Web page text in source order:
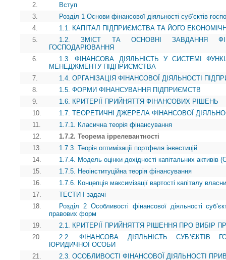
2.
Вступ
3.
Розділ 1 Основи фінансової діяльності суб’єктів
4.
1.1. КАПІТАЛ ПІДПРИЄМСТВА ТА ЙОГО
5.
1.2. ЗМІСТ ТА ОСНОВНІ ЗАВДАННЯ
ГОСПОДАРЮВАННЯ
6.
1.3. ФІНАНСОВА ДІЯЛЬНІСТЬ У СИСТЕМІ
МЕНЕДЖМЕНТУ ПІДПРИЄМСТВА
7.
1.4. ОРГАНІЗАЦІЯ ФІНАНСОВОЇ ДІЯЛЬНОСТІ
8.
1.5. ФОРМИ ФІНАНСУВАННЯ ПІДПРИЄМСТВ
9.
1.6. КРИТЕРІЇ ПРИЙНЯТТЯ ФІНАНСОВИХ РІШЕНЬ
10.
1.7. ТЕОРЕТИЧНІ ДЖЕРЕЛА ФІНАНСОВОЇ
11.
1.7.1. Класична теорія фінансування
12.
1.7.2. Теорема іррелевантності
13.
1.7.3. Теорія оптимізації портфеля інвестицій
14.
1.7.4. Модель оцінки дохідності капітальних активів
15.
1.7.5. Неоінституційна теорія фінансування
16.
1.7.6. Концепція максимізації вартості капіталу
17.
ТЕСТИ І задачі
18.
Розділ 2 Особливості фінансової діяльності
правових форм
19.
2.1. КРИТЕРІЇ ПРИЙНЯТТЯ РІШЕННЯ ПРО ВИБІР
20.
2.2. ФІНАНСОВА ДІЯЛЬНІСТЬ СУБ’ЄКТІВ
ЮРИДИЧНОЇ ОСОБИ
21.
2.3. ОСОБЛИВОСТІ ФІНАНСОВОЇ ДІЯЛЬНОСТІ